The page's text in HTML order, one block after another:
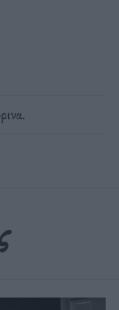
.